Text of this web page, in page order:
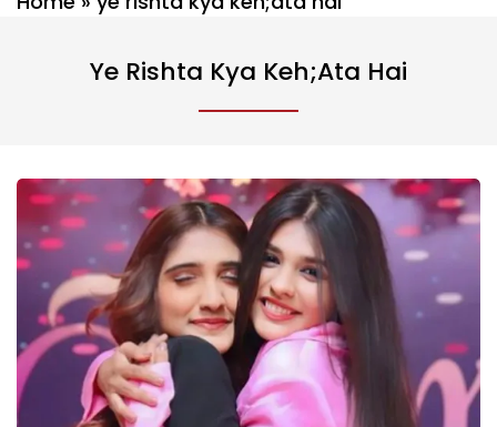
Ye Rishta Kya Keh;ata Hai